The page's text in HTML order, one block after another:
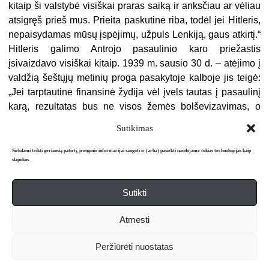
Sutikimas
Siekdami teikti geriausią patirtį, įrenginio informacijai saugoti ir (arba) pasiekti naudojame tokias technologijas kaip
slapukus.
Sutikti
Atmesti
Peržiūrėti nuostatas
kitaip ši valstybė visiškai praras saiką ir anksčiau ar vėliau
atsigręš prieš mus. Prieita paskutinė riba, todėl jei Hitleris,
nepaisydamas mūsų įspėjimų, užpuls Lenkiją, gaus atkirtį.“
Hitleris galimo Antrojo pasaulinio karo priežastis
įsivaizdavo visiškai kitaip. 1939 m. sausio 30 d. – atėjimo į
valdžią šeštųjų metinių proga pasakytoje kalboje jis teigė:
„Jei tarptautinė finansinė žydija vėl įvels tautas į pasaulinį
karą, rezultatas bus ne visos žemės bolševizavimas, o
valdžioje, Hitleris jau negalėjo realiai vertinti situacijos,
pateikiamų faktų. Fantomas užgožė horizontą, ir jis jau
nematė nieko, išskyrus savo vaizduotės sukurtą priešą.
Kadangi išvengti karo nepavyko, Hitleris nurodė spręsti
sukėlė karą, kainuojantį Vokietijai tiek gyvybių, turi